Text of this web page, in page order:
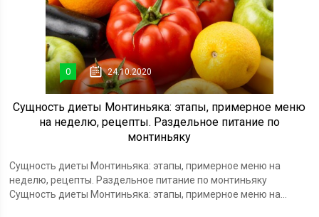
0 24.10.2020
Сущность диеты Монтиньяка: этапы, примерное меню
на неделю, рецепты. Раздельное питание по
монтиньяку
Сущность диеты Монтиньяка: этапы, примерное меню на
неделю, рецепты. Раздельное питание по монтиньяку
Сущность диеты Монтиньяка: этапы, примерное меню на...